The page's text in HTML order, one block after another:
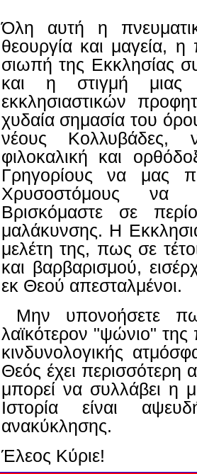
Όλη αυτή η
θεουργία και μαγεία,
σιωπή της Εκκλησίας
και η στιγμή
εκκλησιαστικών
χυδαία σημασία του
νέους Κολλυβάδες,
φιλοκαλική και
Γρηγορίους να μας
Χρυσοστόμους να
Βρισκόμαστε σε
μαλάκυνσης. Η
μελέτη της, πως σε
και βαρβαρισμού,
εκ Θεού απεσταλμένοι.
Μην υπονοήσετε
λαϊκότερον "ψώνιο" της
κινδυνολογικής
Θεός έχει
μπορεί να συλλάβει η
Ιστορία είναι
ανακύκλησης.
Έλεος Κύριε!